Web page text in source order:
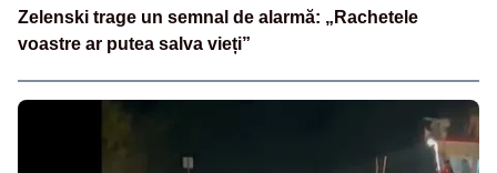
Zelenski trage un semnal de alarmă: „Rachetele
voastre ar putea salva vieți”